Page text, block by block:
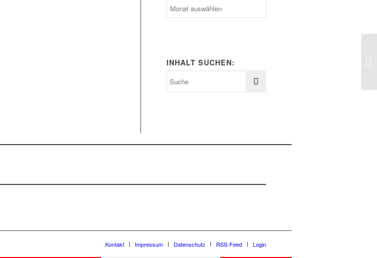
INHALT SUCHEN:
Kontakt Impressum Datenschutz RSS-Feed Login